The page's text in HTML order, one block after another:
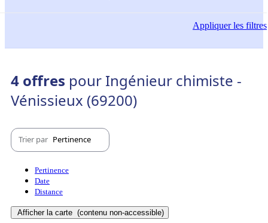
Appliquerles filtres
4 offres pour Ingénieur chimiste -
Vénissieux (69200)
Trier par Pertinence
Pertinence
Date
Distance
Afficher la carte (contenu non-accessible)